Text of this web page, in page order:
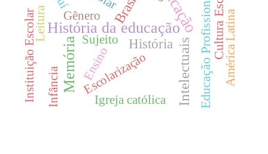
História da educação
Memória Intelectuais
História
Brasil Educação ProfissionalCultura Escolar
Gênero
Escolarização
Leitura Sujeito
Ensino
Instituição Escolar América Latina
Igreja católica
Infância